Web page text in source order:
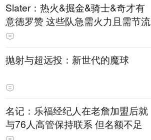
Slater：热火&掘金&骑士&奇才有
意德罗赞 这些队急需火力且需节流
抛射与超远投：新世代的魔球
名记：乐福经纪人在老詹加盟后就
与76人高管保持联系 但名额不足